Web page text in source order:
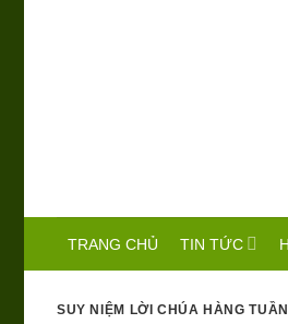
TRANG CHỦ TIN TỨC
SUY NIỆM LỜI CHÚA HÀNG TUẦN